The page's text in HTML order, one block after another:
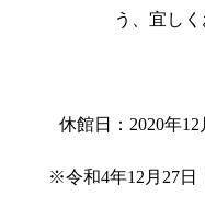
う、宜し
休館日：2020年
※令和4年12月27日